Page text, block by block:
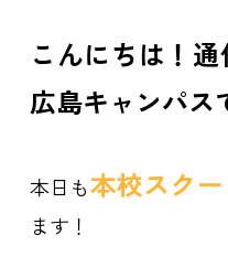
こんにちは！
広島キャンパス
本日も本校スクー
ます！